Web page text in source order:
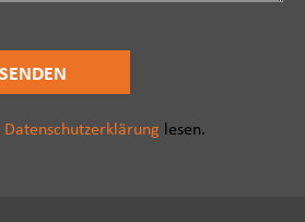
Datenschutzerklärung lesen.